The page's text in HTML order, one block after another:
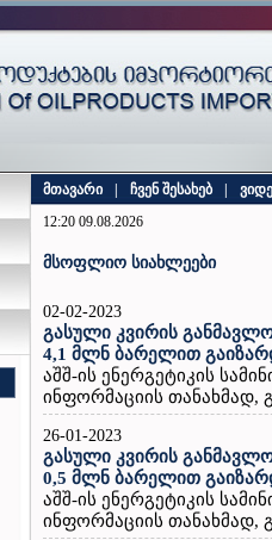
მთავარი ჩვენ შესახებ
12:20 09.08.2026
მსოფლიო სიახლეები
02-02-2023
გასული კვირის
4,1 მლნ ბარელით
აშშ-ის ენერგეტიკის
ინფორმაციის თანახმად,
26-01-2023
გასული კვირის
0,5 მლნ ბარელით
აშშ-ის ენერგეტიკის
ინფორმაციის თანახმად,